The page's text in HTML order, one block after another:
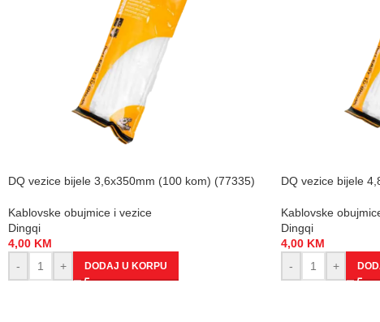
DQ vezice bijele 3,6x350mm (100 kom) (77335)
Kablovske obujmice i vezice
Dingqi
4,00 KM
-
+ DODAJ U KORPU
DQ vezice bijele
Kablovske
Dingqi
4,00 KM
-
+